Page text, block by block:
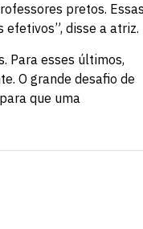
pretos. Essas
disse a atriz.
Para esses últimos,
O grande desafio de
que uma